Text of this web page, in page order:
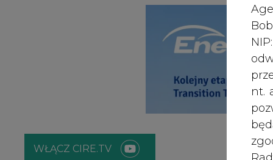
WŁĄCZ CIRE.TV
nt.